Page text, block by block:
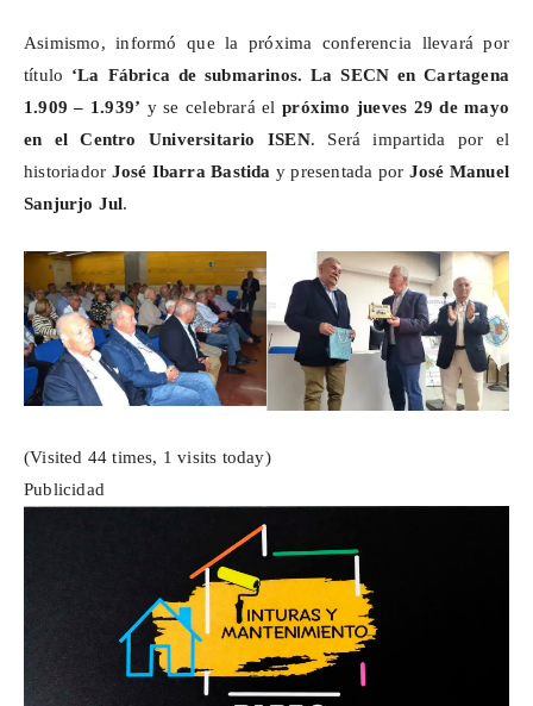
Asimismo, informó que la próxima conferencia llevará por
título ‘La Fábrica de submarinos. La SECN en Cartagena
1.909 – 1.939’ y se celebrará elpróximo jueves 29 de mayo
en el Centro Universitario ISEN. Será impartida por el
historiador José Ibarra Bastida y presentada por José Manuel
Sanjurjo Jul.
(Visited 44 times, 1 visits today)
Publicidad